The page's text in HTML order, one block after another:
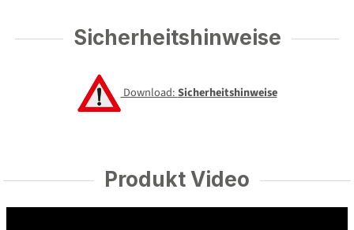
Sicherheitshinweise
Download:Sicherheitshinweise
Produkt Video